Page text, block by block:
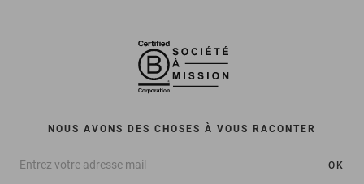
NOUS AVONS DES CHOSES À VOUS RACONTER
OK